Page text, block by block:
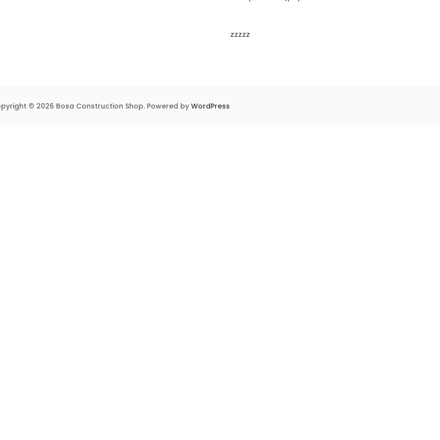
zzzzz
© 2026 Bosa Construction Shop. Powered by WordPress